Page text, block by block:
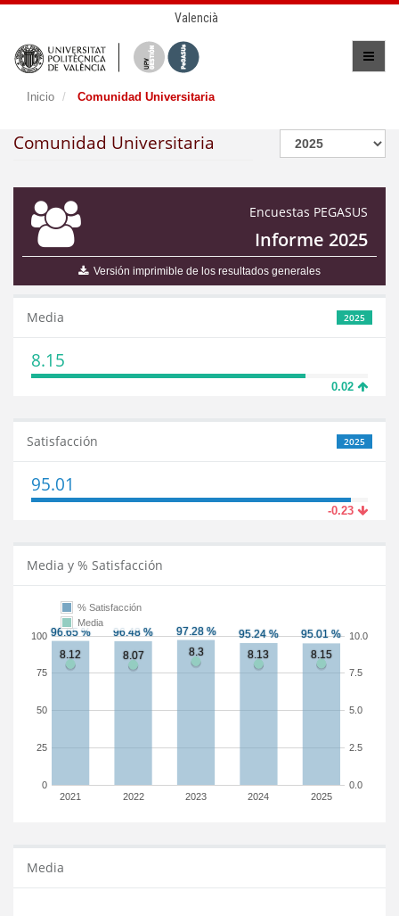
Valencià
Inicio Comunidad Universitaria
Comunidad Universitaria
Encuestas PEGASUS
Informe 2025
Versión imprimible de los resultados generales
2025
Media
8.15
0.02
2025
Satisfacción
95.01
-0.23
Media y % Satisfacción
2021 2022 2023 2024 2025
0
25
50
75
100
0.0
2.5
5.0
7.5
10.0
% Satisfacción
Media
Media